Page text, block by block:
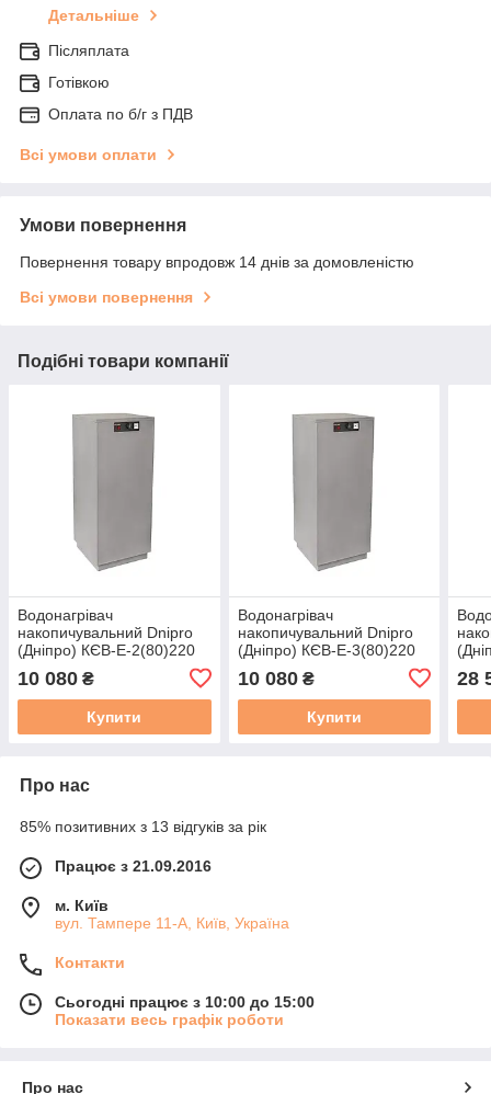
Детальніше
Післяплата
Готівкою
Оплата по б/г з ПДВ
Всі умови оплати
Умови повернення
Повернення товару впродовж 14 днів за домовленістю
Всі умови повернення
Подібні товари компанії
Водонагрівач
накопичувальний Dnipro
(Дніпро) КЄВ-Е-2(80)220
10 080 ₴
Купити
Водонагрівач
накопичувальний Dnipro
(Дніпро) КЄВ-Е-3(80)220
10 080₴
Купити
28
Про нас
85% позитивних з 13 відгуків за рік
Працює з 21.09.2016
м. Київ
вул. Тампере 11-А, Київ, Україна
Контакти
Сьогодні працює з 10:00 до 15:00
Показати весь графік роботи
Про нас